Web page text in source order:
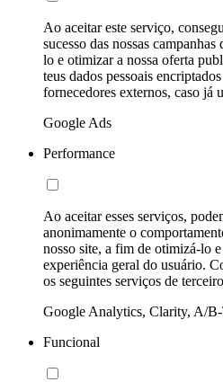
Ao aceitar este serviço,
sucesso das nossas
lo e otimizar a nossa oferta
teus dados pessoais
fornecedores externos, caso já
Google Ads
Performance
Ao aceitar esses serviços,
anonimamente o
nosso site, a fim de otimizá-lo
experiência geral do usuário.
os seguintes serviços de
Google Analytics, Clarity, A/
Funcional